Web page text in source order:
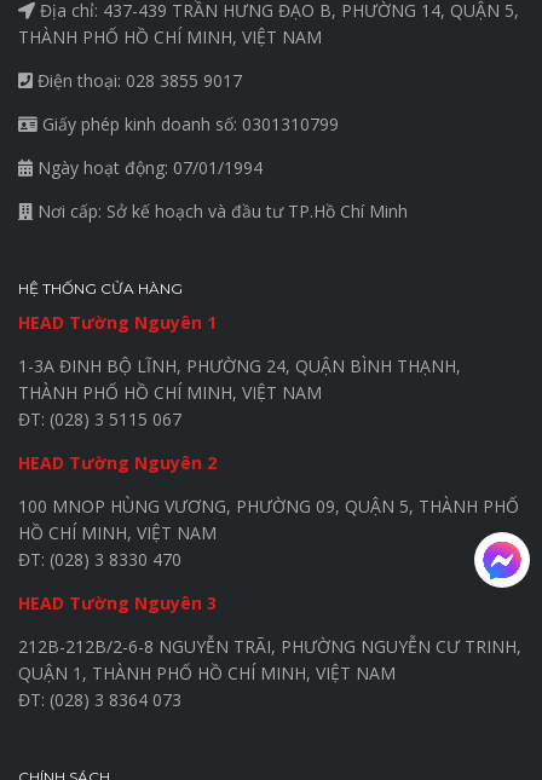
Địa chỉ: 437-439 TRẦN HƯNG ĐẠO B, PHƯỜNG 14, QUẬN 5,
THÀNH PHỐ HỒ CHÍ MINH, VIỆT NAM
Điện thoại: 028 3855 9017
Giấy phép kinh doanh số: 0301310799
Ngày hoạt động: 07/01/1994
Nơi cấp: Sở kế hoạch và đầu tư TP.Hồ Chí Minh
HỆ THỐNG CỬA HÀNG
HEAD Tường Nguyên 1
1-3A ĐINH BỘ LĨNH, PHƯỜNG 24, QUẬN BÌNH THẠNH,
THÀNH PHỐ HỒ CHÍ MINH, VIỆT NAM
ĐT: (028) 3 5115 067
HEAD Tường Nguyên 2
100 MNOP HÙNG VƯƠNG, PHƯỜNG 09, QUẬN 5, THÀNH PHỐ
HỒ CHÍ MINH, VIỆT NAM
ĐT: (028) 3 8330 470
HEAD Tường Nguyên 3
212B-212B/2-6-8 NGUYỄN TRÃI, PHƯỜNG NGUYỄN CƯ TRINH,
QUẬN 1, THÀNH PHỐ HỒ CHÍ MINH, VIỆT NAM
ĐT: (028) 3 8364 073